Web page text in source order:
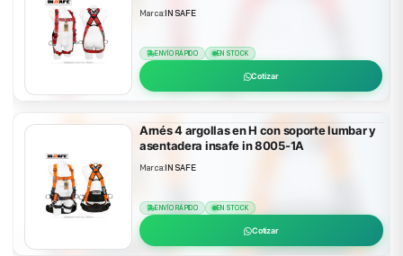
Marca:INSAFE
ENVÍO RÁPIDO EN STOCK
Cotizar
Arnés 4 argollas en H con soporte lumbar y
asentadera insafe in 8005-1A
Marca:INSAFE
ENVÍO RÁPIDO EN STOCK
Cotizar